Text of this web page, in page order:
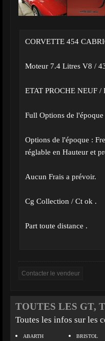
CORVETTE 454
Moteur 7.4 Litres V8 /
ETAT PROCHE NEUF
Full Options de l'époque
Options de l'époque :
réglable en Hauteur et
Aucun Frais a prévoir.
Cg Collection / Ct ok .
Part toute distance .
TOUTES LES GT,
Toutes les infos sur les
ABARTH
BRISTOL